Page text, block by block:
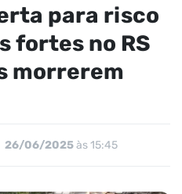
para risco
fortes no RS
morrerem
26/06/2025às 15:45